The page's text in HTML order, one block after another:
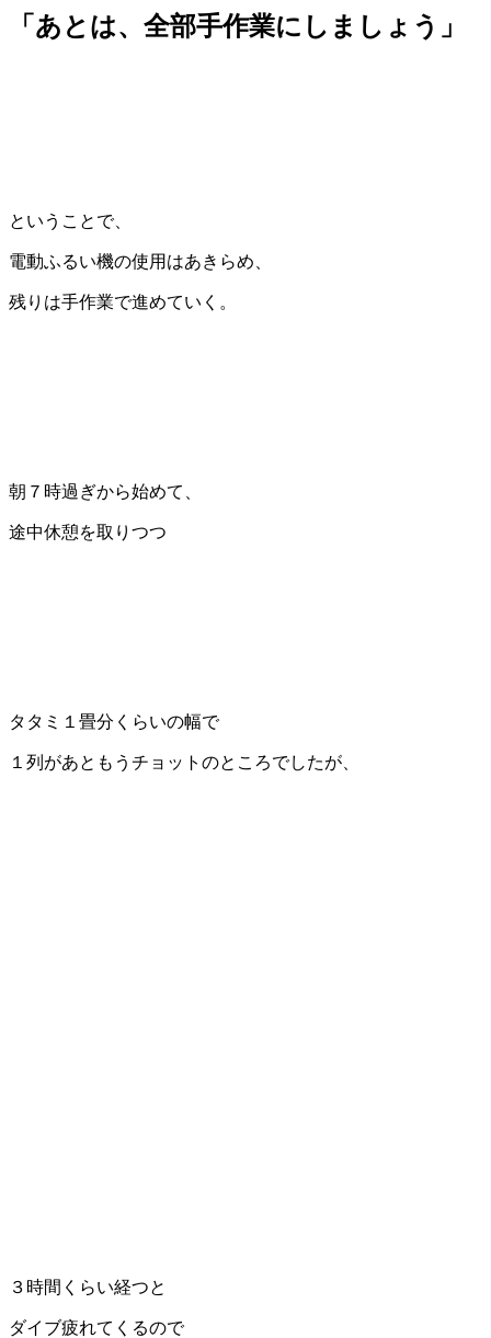
「あとは、全部手作業にしましょう」
ということで、
電動ふるい機の使用はあきらめ、
残りは手作業で進めていく。
朝７時過ぎから始めて、
途中休憩を取りつつ
タタミ１畳分くらいの幅で
１列があともうチョットのところでしたが、
３時間くらい経つと
ダイブ疲れてくるので